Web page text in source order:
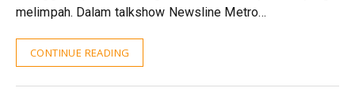
melimpah. Dalam talkshow Newsline Metro…
CONTINUE READING